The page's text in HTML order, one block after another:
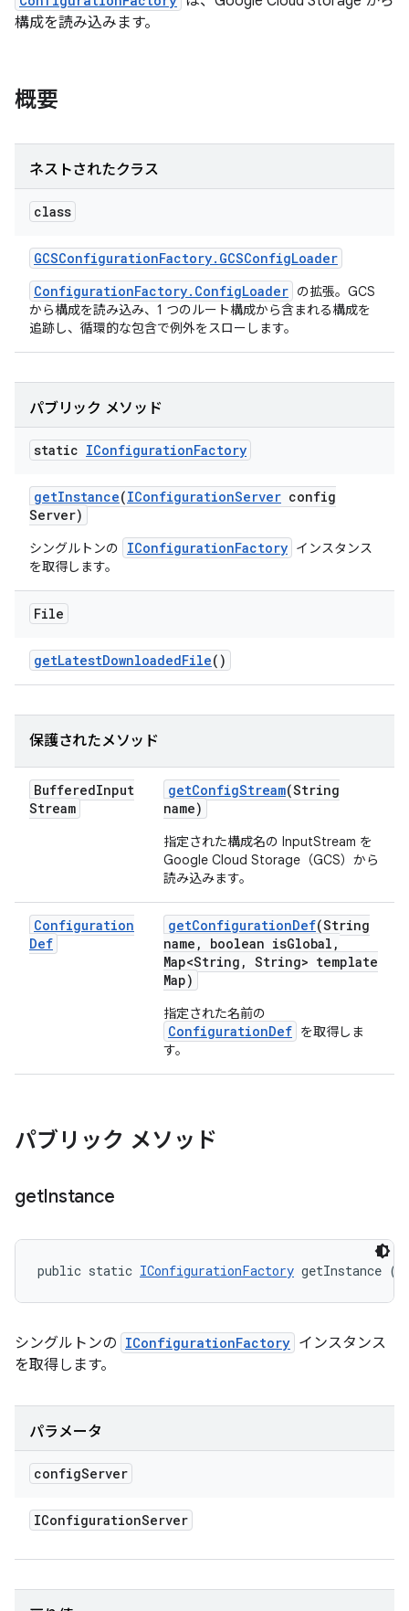
構成を読み込みます。
概要
ネストされたクラス
class
GCSConfigurationFactory. GCSConfigLoader
ConfigurationFactory.ConfigLoader の拡張。GCS
から構成を読み込み、1 つのルート構成から含まれる構成を
追跡し、循環的な包含で例外をスローします。
パブリック メソッド
static IConfigurationFactory
getInstance(IConfigurationServer config
Server)
シングルトンの IConfigurationFactory インスタンス
を取得します。
File
getLatestDownloadedFile()
保護されたメソッド
BufferedInput
Stream
getConfigStream(String
name)
指定された構成名の InputStream を
Google Cloud Storage（GCS）から
読み込みます。
Configuration
Def
getConfigurationDef(String
name , boolean isGlobal ,
Map<String , String> template
Map)
指定された名前の
ConfigurationDef を取得しま
す。
パブリック メソッド
getInstance
public static IConfigurationFactory getInstance (
シングルトンの IConfigurationFactory インスタンス
を取得します。
パラメータ
configServer
IConfigurationServer